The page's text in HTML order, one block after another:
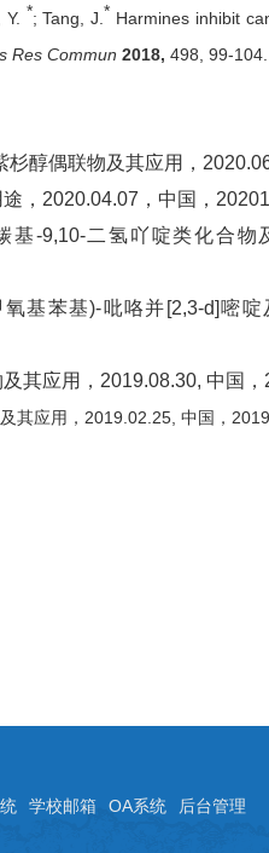
*; Tang, J. * Harmines inhibit
Res Commun 2018, 498, 99-104.
杉醇偶联物及其应用，
，2020.04.07，中国，
基-9,10-二氢吖啶类化合物
氧基苯基)-吡咯并[2,3-d]嘧啶
其应用，2019.08.30, 中国
其应用，2019.02.25, 中国，
学校邮箱 OA系统 后台管理